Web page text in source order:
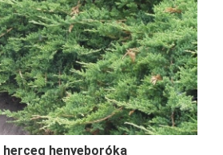
herceg henyeboróka